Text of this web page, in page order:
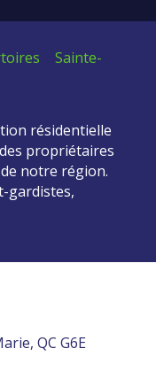
Sainte-
résidentielle
propriétaires
notre région.
gardistes,
QC G6E